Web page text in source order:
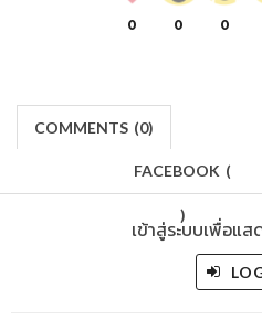
0 0 0
COMMENTS (0)
FACEBOOK (
)
เข้าสู่ระบบเพื่อแ